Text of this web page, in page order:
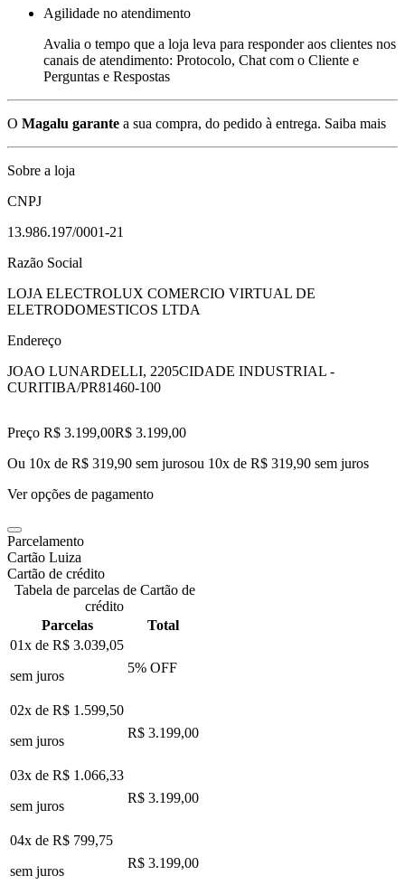
Agilidade no atendimento
Avalia o tempo que a loja leva para responder aos clientes nos
canais de atendimento: Protocolo, Chat com o Cliente e
Perguntas e Respostas
O Magalu garante a sua compra, do pedido à entrega. Saiba mais
Sobre a loja
CNPJ
13.986.197/0001-21
Razão Social
LOJA ELECTROLUX COMERCIO VIRTUAL DE
ELETRODOMESTICOS LTDA
Endereço
JOAO LUNARDELLI, 2205CIDADE INDUSTRIAL -
CURITIBA/PR81460-100
Preço R$ 3.199,00R$ 3.199,00
Ou 10x de R$ 319,90 sem jurosou 10x de R$ 319,90 sem juros
Ver opções de pagamento
Parcelamento
Cartão Luiza
Cartão de crédito
Tabela de parcelas de Cartão de
crédito
Parcelas
Total
01x de R$ 3.039,05
sem juros
5% OFF
02x de R$ 1.599,50
sem juros
R$ 3.199,00
03x de R$ 1.066,33
sem juros
R$ 3.199,00
04x de R$ 799,75
sem juros
R$ 3.199,00